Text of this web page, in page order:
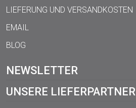
LIEFERUNG UND VERSANDKOSTEN
EMAIL
BLOG
NEWSLETTER
UNSERE LIEFERPARTNER